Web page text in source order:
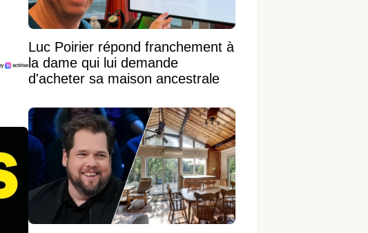
Luc Poirier répond franchement à
la dame qui lui demande
d'acheter sa maison ancestrale